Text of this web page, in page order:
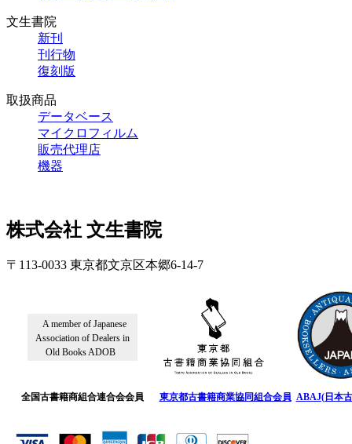
文生書院
新刊
刊行物
復刻版
取扱商品
データベース
マイクロフィルム
販売代理店
機器
株式会社 文生書院
〒113-0033 東京都文京区本郷6-14-7
A member of Japanese
Association of Dealers in
Old Books ADOB
全国古書籍商組合連合会会員 東京都古書籍商業協同組合会員 ABAJ(日本